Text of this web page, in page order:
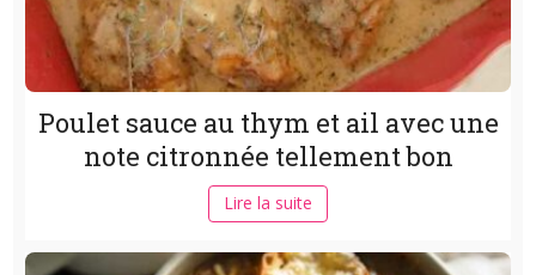
Poulet sauce au thym et ail avec une
note citronnée tellement bon
Lire la suite